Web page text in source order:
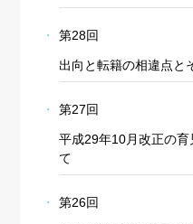
第28回
出向と転籍の相違点と
第27回
平成29年10月改正の
て
第26回